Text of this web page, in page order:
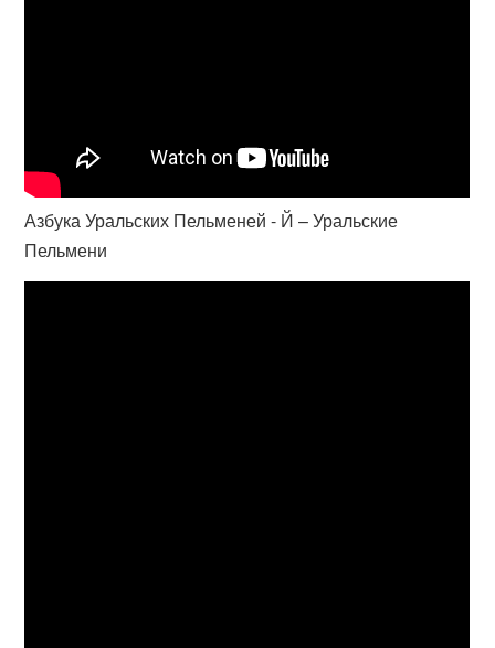
Азбука Уральских Пельменей - Й – Уральские
Пельмени